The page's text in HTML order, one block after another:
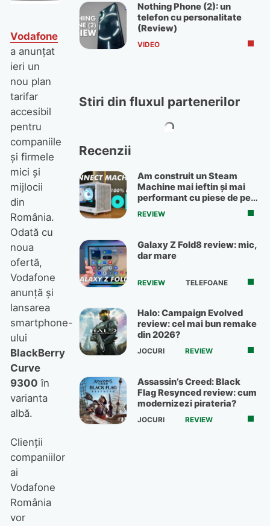
Vodafone
a anunţat
ieri un
nou plan
tarifar
accesibil
pentru
companiile
şi firmele
mici şi
mijlocii
din
România.
Odată cu
noua
ofertă,
Vodafone
anunţă şi
lansarea
smartphone-
ului
BlackBerry
Curve
9300 în
varianta
albă.
Clienţii
companiilor
ai
Vodafone
România
vor
Nothing Phone (2): un
telefon cu personalitate
(Review)
VIDEO
Stiri din fluxul partenerilor
Recenzii
Am construit un Steam
Machine mai ieftin și mai
performant cu piese de pe
OLX
REVIEW
Galaxy Z Fold8 review: mic,
dar mare
REVIEW TELEFOANE
Halo: Campaign Evolved
review: cel mai bun remake
din 2026?
JOCURI REVIEW
Assassin’s Creed: Black
Flag Resynced review: cum
modernizezi pirateria?
JOCURI REVIEW